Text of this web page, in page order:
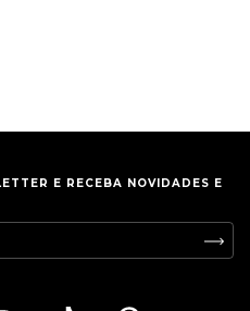
E RECEBA NOVIDADES E